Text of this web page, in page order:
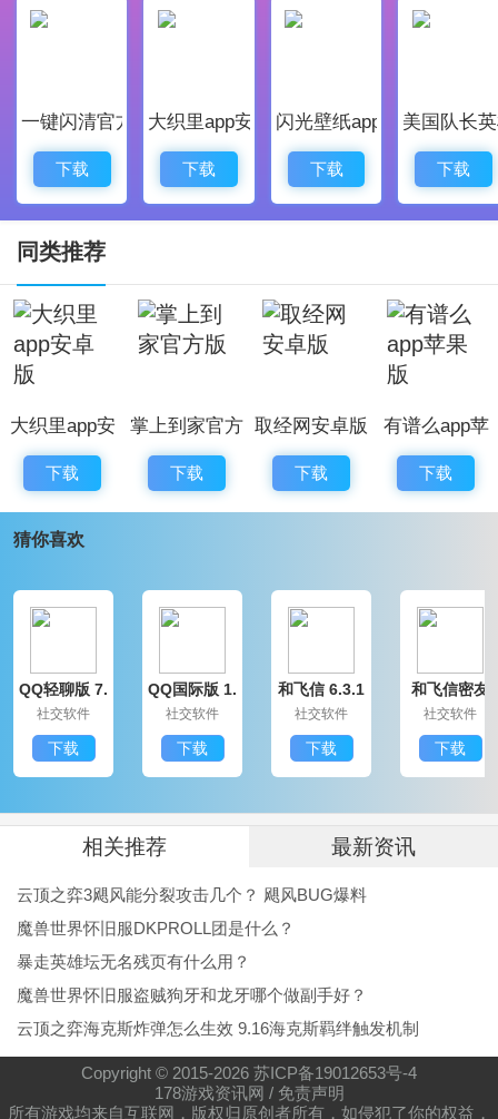
且您可以精确地知道自己的日常训练情况。
具有内置多种功能的便携式计步器工具。它可以帮
助您实时掌握运动状态。
一键闪清官方最新版
下载
大织里app安卓版
下载
闪光壁纸app安卓最新版
下载
美国队长
下载
同类推荐
大织里app安
卓版
下载
掌上到家官方
版
下载
取经网安卓版
下载
有谱么app苹
果版
下载
猜你喜欢
QQ轻聊版 7.
9.14314.0
社交软件
下载
QQ国际版 1.
91.1370.0
社交软件
下载
和飞信 6.3.1
200
社交软件
下载
和飞信密友
圈版 6.3.120
社交软件
下载
相关推荐 最新资讯
云顶之弈3飓风能分裂攻击几个？ 飓风BUG爆料
魔兽世界怀旧服DKPROLL团是什么？
暴走英雄坛无名残页有什么用？
魔兽世界怀旧服盗贼狗牙和龙牙哪个做副手好？
云顶之弈海克斯炸弹怎么生效 9.16海克斯羁绊触发机制
Copyright © 2015-2026 苏ICP备19012653号-4
178游戏资讯网 / 免责声明
所有游戏均来自互联网，版权归原创者所有，如侵犯了你的权益，